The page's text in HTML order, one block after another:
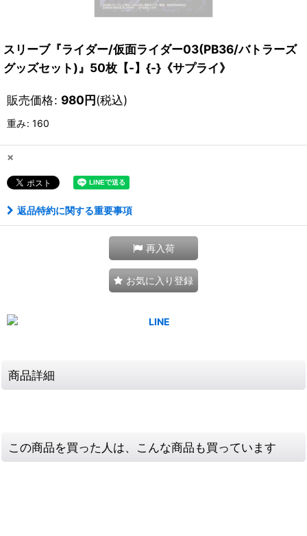
スリーブ『ライダー/仮面ライダー03(PB36/バトラーズ
グッズセット)』50枚【-】{-}《サプライ》
販売価格: 980円(税込)
重み: 160
×
返品特約に関する重要事項
再入荷
お気に入り登録
商品詳細
この商品を買った人は、こんな商品も買っています